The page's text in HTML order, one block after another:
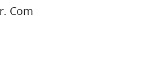
Com